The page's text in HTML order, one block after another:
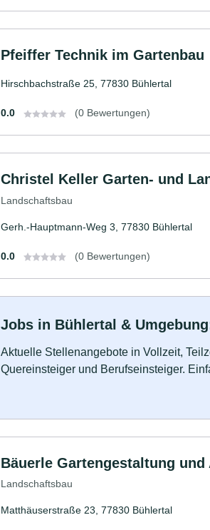
Pfeiffer Technik im Gartenbau
Hirschbachstraße 25, 77830 Bühlertal
0.0 (0 Bewertungen)
Christel Keller Garten- und
Landschaftsbau
Gerh.-Hauptmann-Weg 3, 77830 Bühlertal
0.0 (0 Bewertungen)
Jobs in Bühlertal &
Aktuelle Stellenangebote in Vollzeit,
Quereinsteiger und Berufseinsteiger.
Bäuerle Gartengestaltung und
Landschaftsbau
Matthäuserstraße 23, 77830 Bühlertal